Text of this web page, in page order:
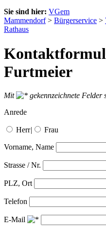
Sie sind hier: VGem
Mammendorf> Bürgerservice >
Rathaus
Furtmeier
Mit
gekennzeichnete Felder
Anrede
Herr| Frau
Vorname, Name
Strasse / Nr.
PLZ, Ort
Telefon
E-Mail